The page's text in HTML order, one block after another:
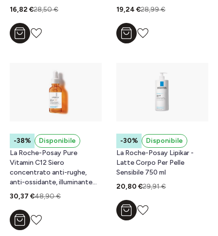
16,82 €28,50 €
Aggiungi al carrello
19,24 €28,99 €
Aggiungi al carrello
-38%
Disponibile
La Roche-Posay Pure
Vitamin C12 Siero
concentrato anti-rughe,
anti-ossidante, illuminante
30 ml
30,37 €48,90 €
Aggiungi al carrello
-30%
Disponibile
La Roche-Posay Lipikar -
Latte Corpo Per Pelle
Sensibile 750 ml
20,80 €29,91 €
Aggiungi al carrello